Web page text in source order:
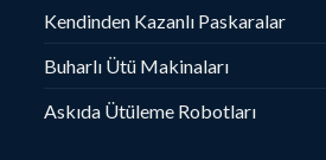
Kendinden Kazanlı Paskaralar
Buharlı Ütü Makinaları
Askıda Ütüleme Robotları